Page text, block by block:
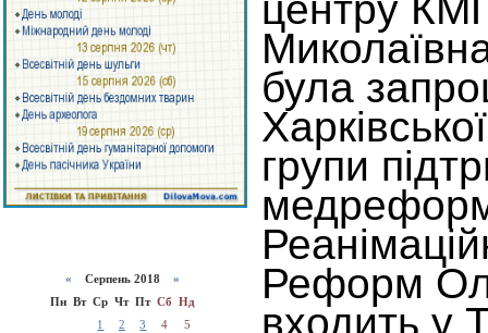
« Серпень 2018»
Пн Вт Ср Чт Пт Сб
Нд
1
2 3 4
5
була
групи
Реформ
входить у